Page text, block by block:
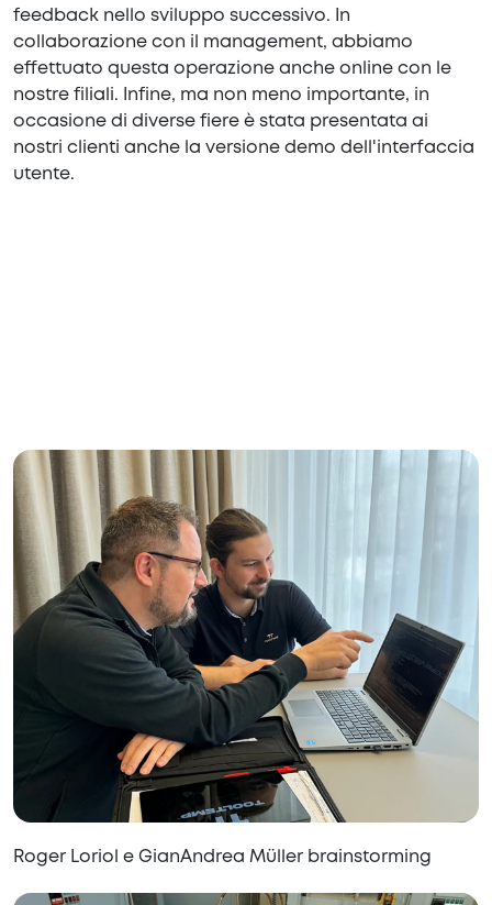
feedback nello sviluppo successivo. In
collaborazione con il management, abbiamo
effettuato questa operazione anche online con le
nostre filiali. Infine, ma non meno importante, in
occasione di diverse fiere è stata presentata ai
nostri clienti anche la versione demo dell'interfaccia
utente.
Roger Loriol e GianAndrea Müller brainstorming